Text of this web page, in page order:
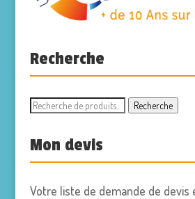
Recherche
Recherche
Recherche
Mon devis
Votre liste de demande de devis